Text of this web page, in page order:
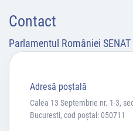
Contact
Parlamentul României SENAT
Adresă poştală
Calea 13 Septembrie nr. 1-3,
Bucuresti, cod poștal: 050711